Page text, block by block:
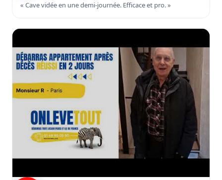
« Cave vidée en une demi-journée. Efficace et pro. »